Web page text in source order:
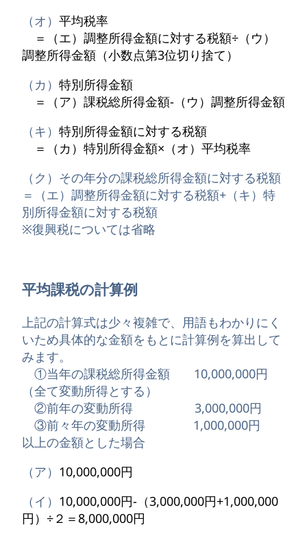
（オ） 平均税率
＝（エ）調整所得金額に対する税額÷（ウ）
調整所得金額（小数点第3位切り捨て）
（カ） 特別所得金額
＝（ア）課税総所得金額-（ウ）調整所得金額
（キ） 特別所得金額に対する税額
＝（カ）特別所得金額×（オ）平均税率
（ク）その年分の課税総所得金額に対する税額
＝（エ）調整所得金額に対する税額+（キ）特
別所得金額に対する税額
※復興税については省略
平均課税の計算例
上記の計算式は少々複雑で、用語もわかりにく
いため具体的な金額をもとに計算例を算出して
みます。
①当年の課税総所得金額 10,000,000円
（全て変動所得とする）
②前年の変動所得 3,000,000円
③前々年の変動所得 1,000,000円
以上の金額とした場合
（ア） 10,000,000円
（イ） 10,000,000円-（3,000,000円+1,000,000
円）÷２＝8,000,000円